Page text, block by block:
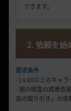
できます。
2. 依頼を始
要求条件
- Lv.60以上のキャラ
- 闇の精霊の推薦依
高の取り引き」の依